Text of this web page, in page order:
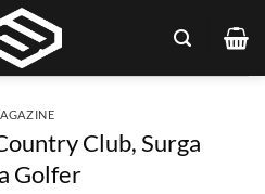
Club, Surga
Golfer